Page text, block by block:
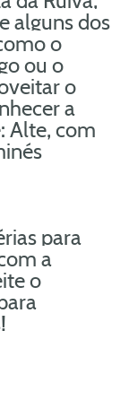
alguns dos
o
ou o
o
a
Alte, com
para
a
o